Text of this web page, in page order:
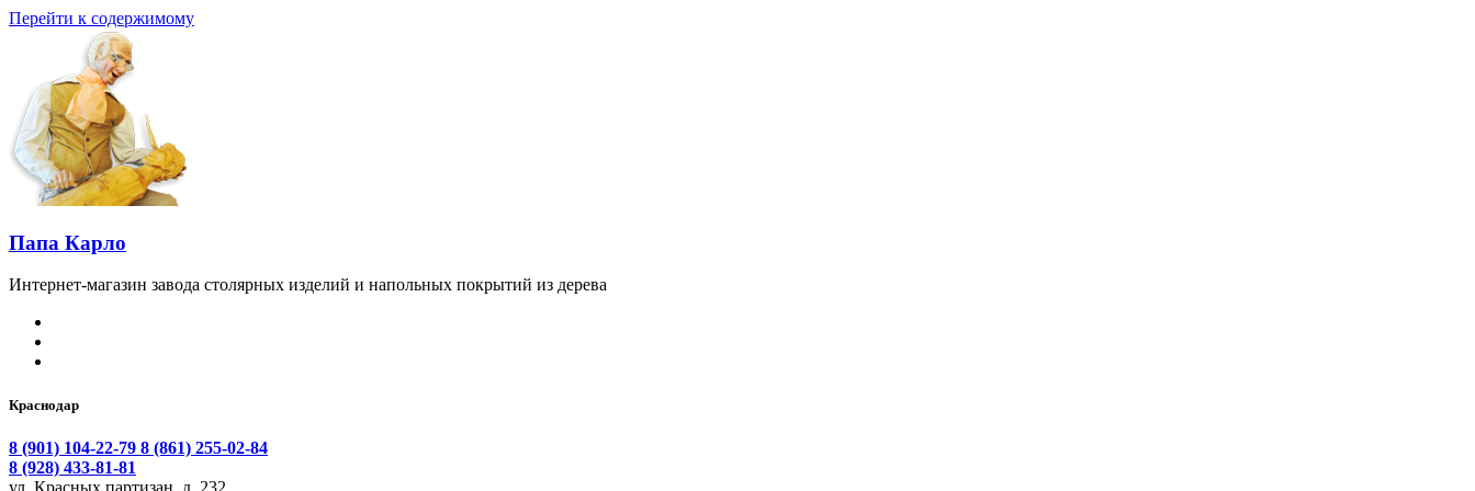
Перейти к содержимому
Папа Карло
Интернет-магазин завода столярных изделий и напольных покрытий из дерева
Краснодар
8 (901) 104-22-79 8 (861) 255-02-84
8 (928) 433-81-81
ул. Красных партизан, д. 232